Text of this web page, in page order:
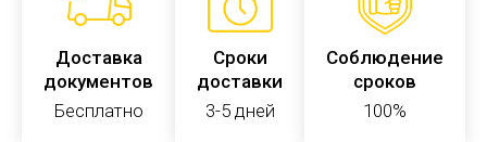
Доставка
документов
Бесплатно
Сроки
доставки
3-5 дней
Соблюдение
сроков
100%